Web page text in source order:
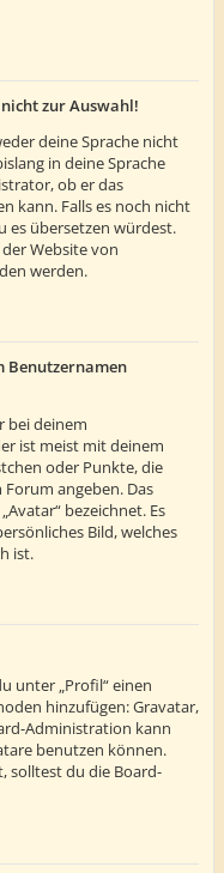
zur Auswahl!
deine Sprache nicht
in deine Sprache
ob er das
kann. Falls es noch nicht
es übersetzen würdest.
Website von
werden.
Benutzernamen
bei deinem
ist meist mit deinem
oder Punkte, die
angeben. Das
bezeichnet. Es
Bild, welches
ist.
unter „Profil“ einen
hinzufügen: Gravatar,
Administration kann
benutzen können.
solltest du die Board-